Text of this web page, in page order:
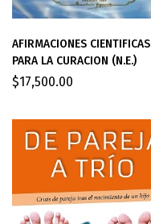
AFIRMACIONES CIENTIFICAS
PARA LA CURACION (N.E.)
$17,500.00